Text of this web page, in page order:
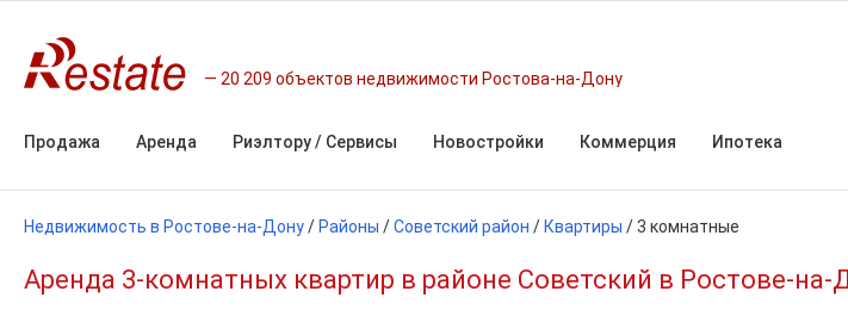
20 209 объектов недвижимости Ростова-на-Дону
Продажа Аренда Риэлтору / Сервисы Новостройки Коммерция Ипотека
Недвижимость в Ростове-на-Дону/ Районы /Советский район / Квартиры /3 комнатные
Аренда 3-комнатных квартир в районе Советский в Ростове-на-